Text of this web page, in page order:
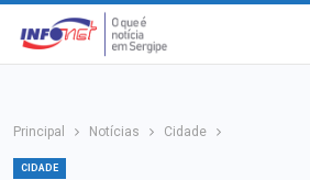
Principal Notícias Cidade
CIDADE